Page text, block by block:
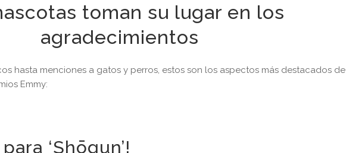
toman su lugar en los
agradecimientos
hasta menciones a gatos y perros, estos son los aspectos más destacados de
Emmy:
‘Shōgun’!